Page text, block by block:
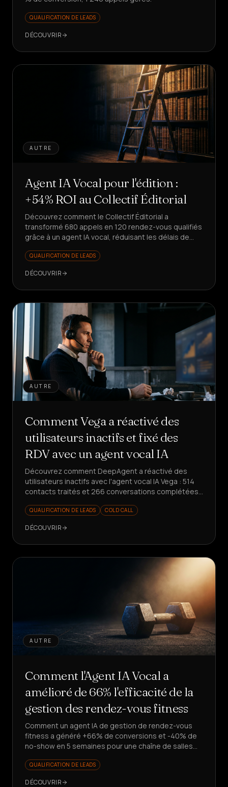
QUALIFICATION DE LEADS
DÉCOUVRIR
AUTRE
Agent IA Vocal pour l'édition :
+54% ROI au Collectif Éditorial
Découvrez comment le Collectif Éditorial a
transformé 680 appels en 120 rendez-vous qualifiés
grâce à un agent IA vocal, réduisant les délais de
QUALIFICATION DE LEADS
DÉCOUVRIR
AUTRE
Comment Vega a réactivé des
utilisateurs inactifs et fixé des
RDV avec un agent vocal IA
Découvrez comment DeepAgent a réactivé des
utilisateurs inactifs avec l'agent vocal IA Vega : 514
contacts traités et 266 conversations complétées
et des insights produit structurés.
QUALIFICATION DE LEADS COLD CALL
DÉCOUVRIR
AUTRE
Comment l'Agent IA Vocal a
amélioré de 66% l'efficacité de la
gestion des rendez-vous fitness
Comment un agent IA de gestion de rendez-vous
fitness a généré +66% de conversions et -40% de
no-show en 5 semaines pour une chaîne de salles
embaucher ?
QUALIFICATION DE LEADS
DÉCOUVRIR